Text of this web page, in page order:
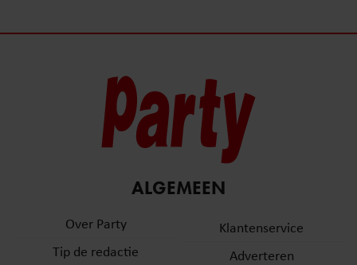
ALGEMEEN
Over Party
Tip de redactie
Klantenservice
Adverteren